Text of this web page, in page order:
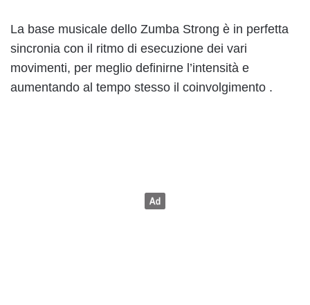
La base musicale dello Zumba Strong è in perfetta
sincronia con il ritmo di esecuzione dei vari
movimenti, per meglio definirne l’intensità e
aumentando al tempo stesso il coinvolgimento .